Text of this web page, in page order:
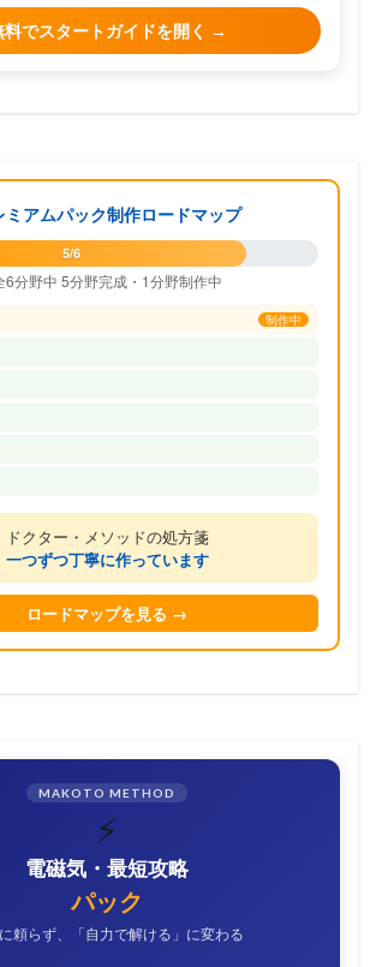
料でスタートガイドを開く →
ミアムパック制作ロードマップ
5/6
6分野中 5分野完成・1分野制作中
制作中
ドクター・メソッドの処方箋
一つずつ丁寧に作っています
ロードマップを見る →
MAKOTO METHOD
⚡
電磁気・最短攻略
パック
頼らず、「自力で解ける」に変わる